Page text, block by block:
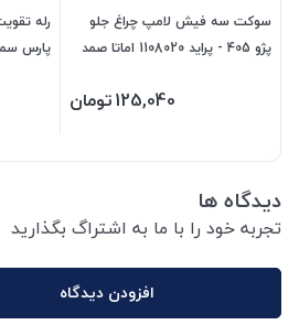
سوکت سه فیش لامپ چراغ جلو
پژو 405 - پراید 1108020 اماتا صمد
125,040تومان
پارس سمند 473914
دیدگاه ها
تجربه خود را با ما به اشتراگ بگذارید
افزودن دیدگاه